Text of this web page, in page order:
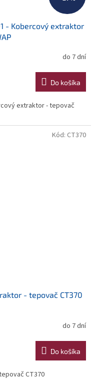
- Kobercový extraktor
do 7 dní
Do košíka
extraktor - tepovač
- tepovač CT370
do 7 dní
Do košíka
CT370
Kód: CT370